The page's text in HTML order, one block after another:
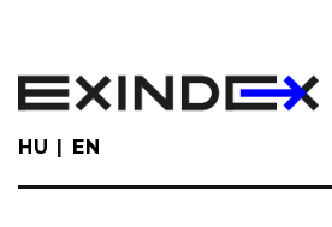
main
content
HU EN